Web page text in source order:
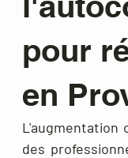
pour
en
des